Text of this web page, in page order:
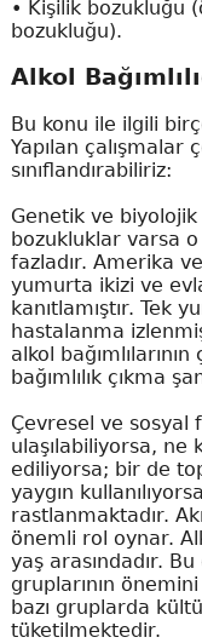
• Kişilik bozukluğu
bozukluğu).
Alkol
Bu konu ile ilgili
Yapılan çalışmalar
sınıflandırabiliriz:
Genetik ve
bozukluklar varsa o
fazladır. Amerika
yumurta ikizi ve
kanıtlamıştır. Tek
hastalanma
alkol
bağımlılık çıkma
Çevresel ve sosyal
ulaşılabiliyorsa, ne
ediliyorsa; bir de
yaygın
rastlanmaktadır.
önemli rol oynar.
yaş arasındadır.
gruplarının
bazı gruplarda
tüketilmektedir.